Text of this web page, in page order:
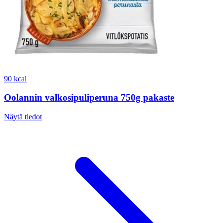
90 kcal
Oolannin valkosipuliperuna 750g pakaste
Näytä tiedot